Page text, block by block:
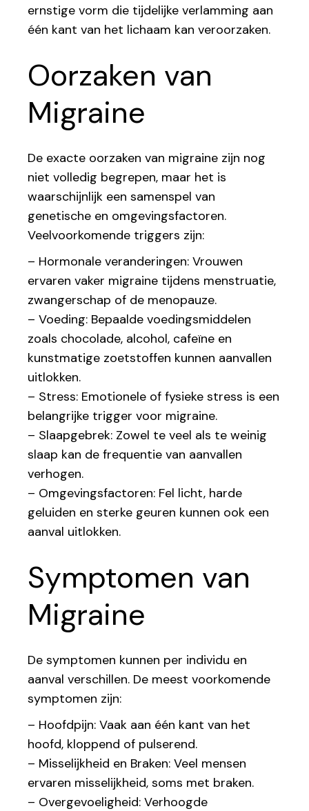
ernstige vorm die tijdelijke verlamming aan
één kant van het lichaam kan veroorzaken.
Oorzaken van
Migraine
De exacte oorzaken van migraine zijn nog
niet volledig begrepen, maar het is
waarschijnlijk een samenspel van
genetische en omgevingsfactoren.
Veelvoorkomende triggers zijn:
– Hormonale veranderingen: Vrouwen
ervaren vaker migraine tijdens menstruatie,
zwangerschap of de menopauze.
– Voeding: Bepaalde voedingsmiddelen
zoals chocolade, alcohol, cafeïne en
kunstmatige zoetstoffen kunnen aanvallen
uitlokken.
– Stress: Emotionele of fysieke stress is een
belangrijke trigger voor migraine.
– Slaapgebrek: Zowel te veel als te weinig
slaap kan de frequentie van aanvallen
verhogen.
– Omgevingsfactoren: Fel licht, harde
geluiden en sterke geuren kunnen ook een
aanval uitlokken.
Symptomen van
Migraine
De symptomen kunnen per individu en
aanval verschillen. De meest voorkomende
symptomen zijn:
– Hoofdpijn: Vaak aan één kant van het
hoofd, kloppend of pulserend.
– Misselijkheid en Braken: Veel mensen
ervaren misselijkheid, soms met braken.
– Overgevoeligheid: Verhoogde